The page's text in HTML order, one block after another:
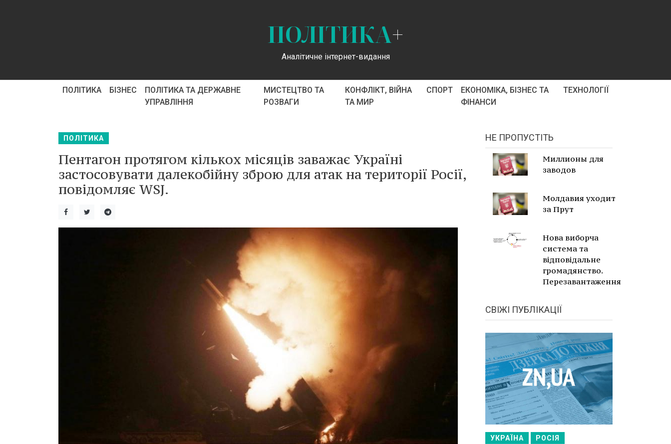
ПОЛІТИКА+
Аналітичне інтернет-видання
ПОЛІТИКА БІЗНЕС
ПОЛІТИКА ТА ДЕРЖАВНЕ
УПРАВЛІННЯ
МИСТЕЦТВО ТА
РОЗВАГИ
КОНФЛІКТ, ВІЙНА
ТА МИР
СПОРТ
ЕКОНОМІКА, БІЗНЕС ТА
ФІНАНСИ
ТЕХНОЛОГІЇ
ПОЛІТИКА
Пентагон протягом кількох місяців заважає Україні
застосовувати далекобійну зброю для атак на території Росії,
повідомляє WSJ.
НЕ ПРОПУСТІТЬ
Миллионы для
заводов
Молдавия уходит
за Прут
Нова виборча
система та
відповідальне
громадянство.
Перезавантаження
СВІЖІ ПУБЛІКАЦІЇ
УКРАЇНА РОСІЯ